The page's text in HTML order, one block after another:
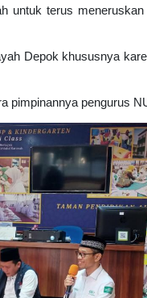
untuk terus
Depok khususnya
pimpinannya pengurus